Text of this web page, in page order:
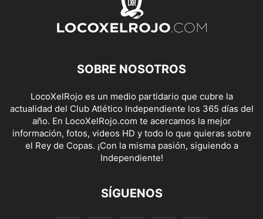
SOBRE NOSOTROS
LocoXelRojo es un medio partidario que cubre la
actualidad del Club Atlético Independiente los 365 días del
año. En LocoXelRojo.com te acercamos la mejor
información, fotos, videos HD y todo lo que quieras sobre
el Rey de Copas. ¡Con la misma pasión, siguiendo a
Independiente!
SÍGUENOS